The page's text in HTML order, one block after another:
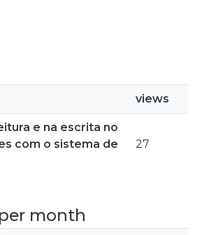
views
e na escrita no
com o sistema de
27
month